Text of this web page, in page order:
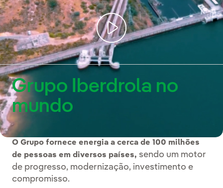
Iberdrola, 125 anos que são o melhor começo. Algumas imagens deste
vídeo foram animadas com o uso de inteligência artificial.
Grupo Iberdrola no
mundo
O Grupo fornece energia a cerca de 100 milhões
de pessoas em diversos países, sendo um motor
de progresso, modernização, investimento e
compromisso.